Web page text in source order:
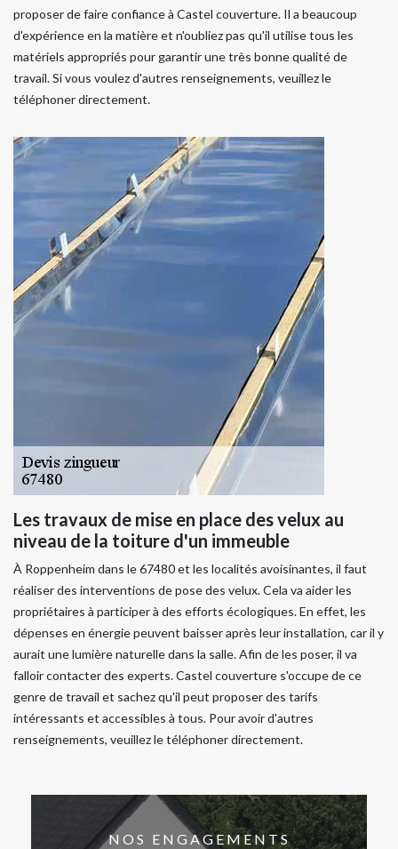
proposer de faire confiance à Castel couverture. Il a beaucoup
d'expérience en la matière et n'oubliez pas qu'il utilise tous les
matériels appropriés pour garantir une très bonne qualité de
travail. Si vous voulez d'autres renseignements, veuillez le
téléphoner directement.
Les travaux de mise en place des velux au
niveau de la toiture d'un immeuble
À Roppenheim dans le 67480 et les localités avoisinantes, il faut
réaliser des interventions de pose des velux. Cela va aider les
propriétaires à participer à des efforts écologiques. En effet, les
dépenses en énergie peuvent baisser après leur installation, car il y
aurait une lumière naturelle dans la salle. Afin de les poser, il va
falloir contacter des experts. Castel couverture s'occupe de ce
genre de travail et sachez qu'il peut proposer des tarifs
intéressants et accessibles à tous. Pour avoir d'autres
renseignements, veuillez le téléphoner directement.
NOS ENGAGEMENTS